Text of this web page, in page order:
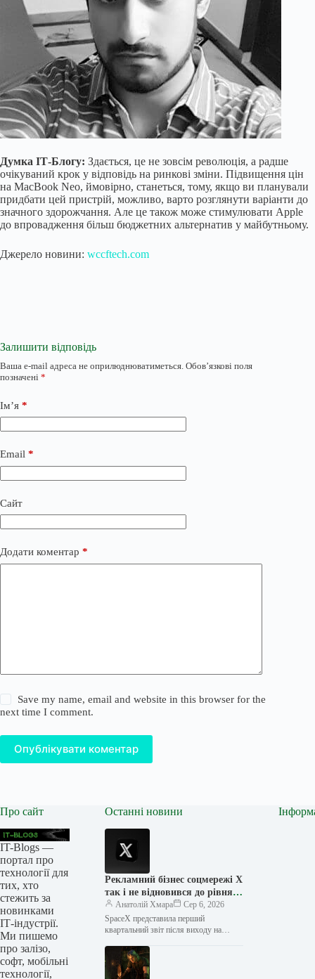
Думка ІТ-Блогу: Здається, це не зовсім революція, а радше
очікуваний крок у відповідь на ринкові зміни. Підвищення цін
на MacBook Neo, ймовірно, станеться, тому, якщо ви планували
придбати цей пристрій, можливо, варто розглянути варіанти до
значного здорожчання. Але це також може стимулювати Apple
до впровадження більш бюджетних альтернатив у майбутньому.
Джерело новини: wccftech.com
Залишити відповідь
Ваша e-mail адреса не оприлюднюватиметься. Обов’язкові поля
позначені *
Ім’я *
Email *
Сайт
Додати коментар *
Save my name, email and website in this browser for the
next time I comment.
Опублікувати коментар
Про сайт
IT-Blogs —
портал про
технології для
тих, хто
стежить за
новинками
ІТ-індустрії.
Ми пишемо
про залізо,
софт, мобільні
технології,
Останні новини
Рекламний бізнес соцмережі X
так і не відновився до рівня
Twitter
Анатолій Хмара
Сер 6, 2026
SpaceX представила перший
квартальний звіт після виходу на
рекламного бізнесу компанії — він…